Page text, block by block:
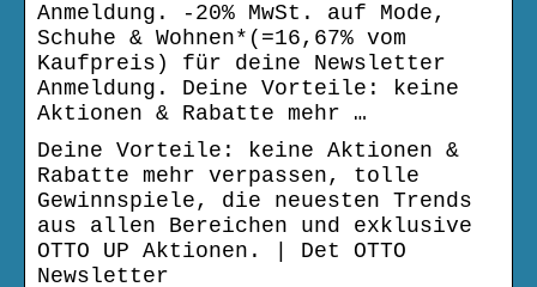
Anmeldung. -20% MwSt. auf Mode,
Schuhe & Wohnen*(=16,67% vom
Kaufpreis) für deine Newsletter
Anmeldung. Deine Vorteile: keine
Aktionen & Rabatte mehr …
Deine Vorteile: keine Aktionen &
Rabatte mehr verpassen, tolle
Gewinnspiele, die neuesten Trends
aus allen Bereichen und exklusive
OTTO UP Aktionen. | Det OTTO
Newsletter